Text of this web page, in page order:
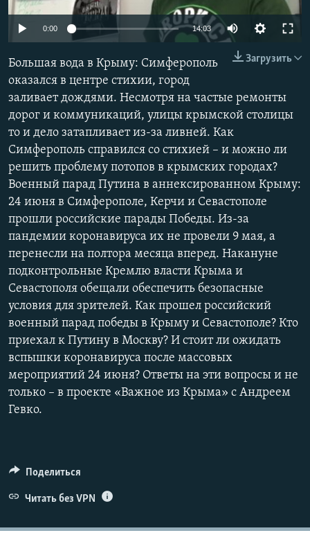
ПОБЕДИТЕЛЕЙ НЕ СУДЯТ?
КРЫМ.НЕПОКОРЕННЫЙ
ELIFBE
УКРАИНСКАЯ ПРОБЛЕМА КРЫМА
ПРИСОЕДИНЯЙТЕСЬ!
Все сайты RFE/RL
Auto 480p
0:00 14:03
240p
480p
1080p
Загрузить
Большая вода в Крыму: Симферополь
оказался в центре стихии, город
заливает дождями. Несмотря на частые ремонты
дорог и коммуникаций, улицы крымской столицы
то и дело затапливает из-за ливней. Как
Симферополь справился со стихией – и можно ли
решить проблему потопов в крымских городах?
Военный парад Путина в аннексированном Крыму:
24 июня в Симферополе, Керчи и Севастополе
прошли российские парады Победы. Из-за
пандемии коронавируса их не провели 9 мая, а
перенесли на полтора месяца вперед. Накануне
подконтрольные Кремлю власти Крыма и
Севастополя обещали обеспечить безопасные
условия для зрителей. Как прошел российский
военный парад победы в Крыму и Севастополе? Кто
приехал к Путину в Москву? И стоит ли ожидать
вспышки коронавируса после массовых
мероприятий 24 июня? Ответы на эти вопросы и не
только – в проекте «Важное из Крыма» с Андреем
Гевко.
Поделиться
Читать без VPN